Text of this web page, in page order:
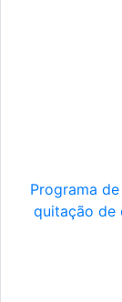
Programa
quitação de